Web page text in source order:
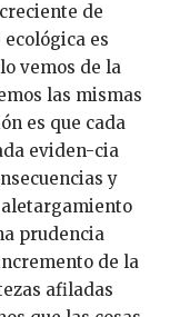
de
es
vemos de la
las mismas
es que cada
eviden-cia
y
prudencia
de la
afiladas